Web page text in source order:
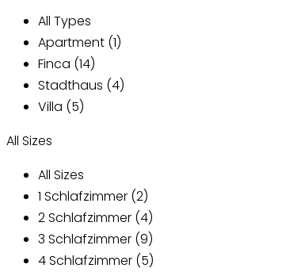
All Types
Apartment (1)
Finca (14)
Stadthaus (4)
Villa (5)
All Sizes
All Sizes
1 Schlafzimmer (2)
2 Schlafzimmer (4)
3 Schlafzimmer (9)
4 Schlafzimmer (5)